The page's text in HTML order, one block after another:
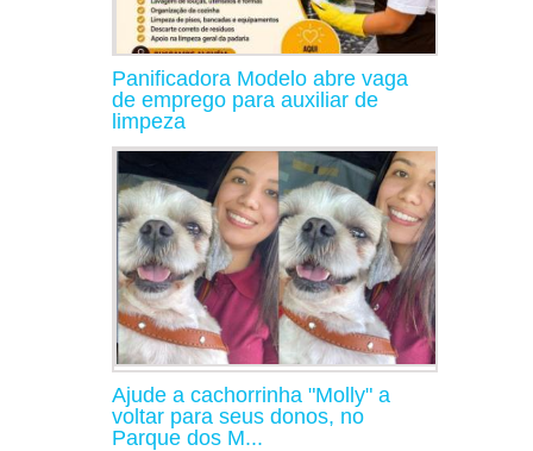
Panificadora Modelo abre vaga
de emprego para auxiliar de
limpeza
Ajude a cachorrinha "Molly" a
voltar para seus donos, no
Parque dos M...